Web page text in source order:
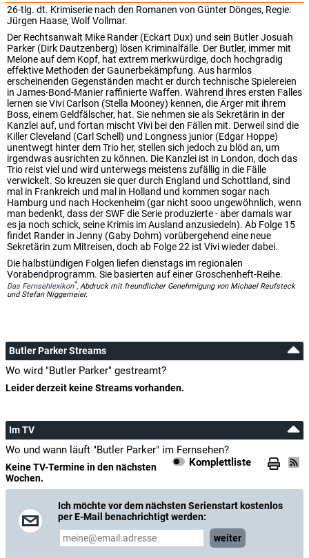
26-tlg. dt. Krimiserie nach den Romanen von Günter Dönges, Regie:
Jürgen Haase, Wolf Vollmar.
Der Rechtsanwalt Mike Rander (Eckart Dux) und sein Butler Josuah
Parker (Dirk Dautzenberg) lösen Kriminalfälle. Der Butler, immer mit
Melone auf dem Kopf, hat extrem merkwürdige, doch hochgradig
effektive Methoden der Gaunerbekämpfung. Aus harmlos
erscheinenden Gegenständen macht er durch technische Spielereien
in James-Bond-Manier raffinierte Waffen. Während ihres ersten Falles
lernen sie Vivi Carlson (Stella Mooney) kennen, die Ärger mit ihrem
Boss, einem Geldfälscher, hat. Sie nehmen sie als Sekretärin in der
Kanzlei auf, und fortan mischt Vivi bei den Fällen mit. Derweil sind die
Killer Cleveland (Carl Schell) und Longness junior (Edgar Hoppe)
unentwegt hinter dem Trio her, stellen sich jedoch zu blöd an, um
irgendwas ausrichten zu können. Die Kanzlei ist in London, doch das
Trio reist viel und wird unterwegs meistens zufällig in die Fälle
verwickelt. So kreuzen sie quer durch England und Schottland, sind
mal in Frankreich und mal in Holland und kommen sogar nach
Hamburg und nach Hockenheim (gar nicht sooo ungewöhnlich, wenn
man bedenkt, dass der SWF die Serie produzierte - aber damals war
es ja noch schick, seine Krimis im Ausland anzusiedeln). Ab Folge 15
findet Rander in Jenny (Gaby Dohm) vorübergehend eine neue
Sekretärin zum Mitreisen, doch ab Folge 22 ist Vivi wieder dabei.
Die halbstündigen Folgen liefen dienstags im regionalen
Vorabendprogramm. Sie basierten auf einer Groschenheft-Reihe.
Das Fernsehlexikon*, Abdruck mit freundlicher Genehmigung von Michael Reufsteck
und Stefan Niggemeier.
Butler Parker Streams
Wo wird "Butler Parker" gestreamt?
Leider derzeit keine Streams vorhanden.
Im TV
Wo und wann läuft "Butler Parker" im Fernsehen?
Komplettliste
Keine TV-Termine in den nächsten
Wochen.
Ich möchte vor dem nächsten Serienstart kostenlos
per E-Mail benachrichtigt werden:
weiter